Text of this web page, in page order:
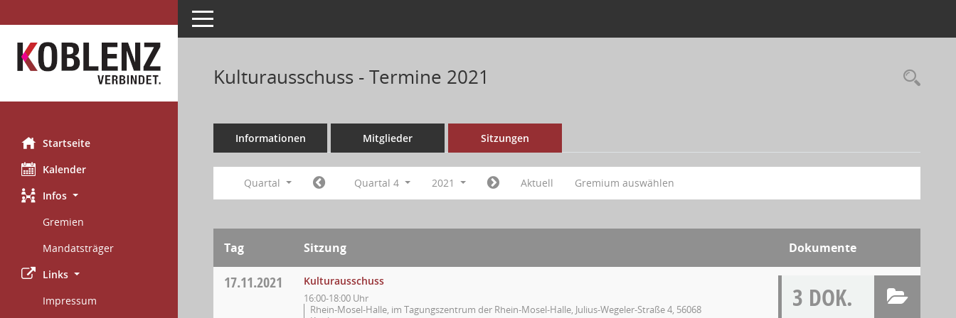
Startseite
Kalender
Infos
Gremien
Mandatsträger
Links
Impressum
Toggle navigation
Kulturausschuss - Termine 2021
Informationen Mitglieder Sitzungen
Quartal Quartal 4 2021 Aktuell Gremium auswählen
Tag Sitzung Dokumente
17.11.2021 Kulturausschuss
16:00-18:00 Uhr
Rhein-Mosel-Halle, im Tagungszentrum der Rhein-Mosel-Halle, Julius-Wegeler-Straße 4, 56068
3 DOK.